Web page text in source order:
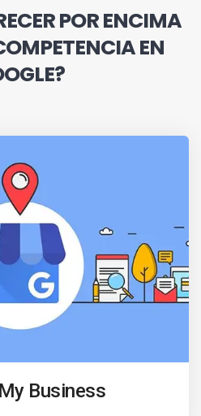
POR ENCIMA
EN
Business